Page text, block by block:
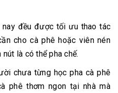
nay đều được tối ưu thao tác
cho cà phê hoặc viên nén
là có thể pha chế.
chưa từng học pha cà phê
phê thơm ngon tại nhà mà